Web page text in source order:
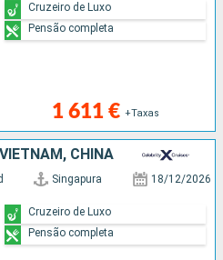
1 611 € +Taxas
Cruzeiro de Luxo
Pensão completa
CHINA
Singapura 18/12/2026
Cruzeiro de Luxo
Pensão completa